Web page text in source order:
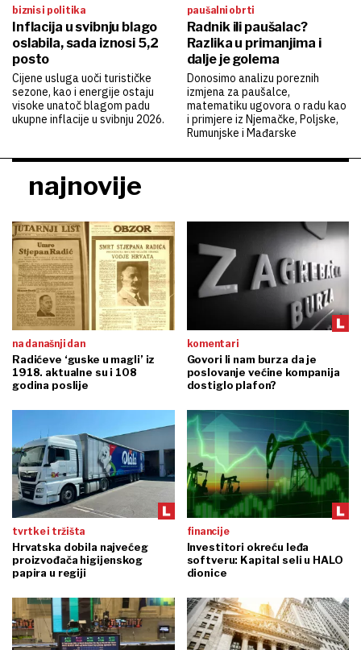
biznis i politika
Inflacija u svibnju blago
oslabila, sada iznosi 5,2
posto
Cijene usluga uoči turističke
sezone, kao i energije ostaju
visoke unatoč blagom padu
ukupne inflacije u svibnju 2026.
paušalni obrti
Radnik ili paušalac?
Razlika u primanjima i
dalje je golema
Donosimo analizu poreznih
izmjena za paušalce,
matematiku ugovora o radu kao
i primjere iz Njemačke, Poljske,
Rumunjske i Mađarske
najnovije
na današnji dan
Radićeve ‘guske u magli’ iz
1918. aktualne su i 108
godina poslije
komentari
Govori li nam burza da je
poslovanje većine kompanija
dostiglo plafon?
tvrtke i tržišta
Hrvatska dobila najvećeg
proizvođača higijenskog
papira u regiji
financije
Investitori okreću leđa
softveru: Kapital seli u HALO
dionice